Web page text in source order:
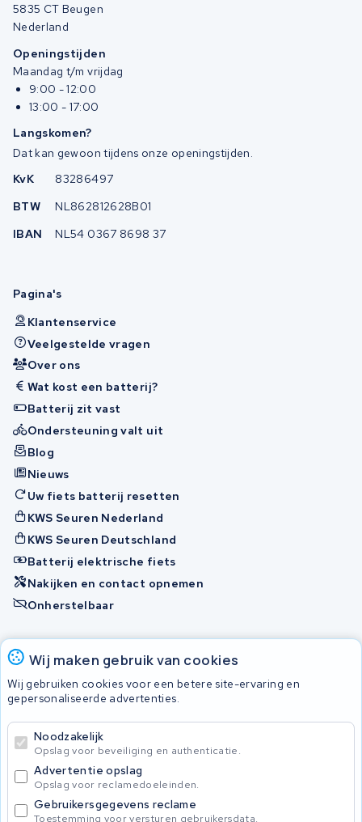
Wij maken gebruik van cookies
Wij gebruiken cookies voor een betere site-ervaring en
gepersonaliseerde advertenties.
Noodzakelijk
Opslag voor beveiliging en authenticatie.
Advertentie opslag
Opslag voor reclamedoeleinden.
Gebruikersgegevens reclame
Toestemming voor versturen gebruikersdata.
5835 CT Beugen
Nederland
Openingstijden
Maandag t/m vrijdag
9:00 - 12:00
13:00 - 17:00
Langskomen?
Dat kan gewoon tijdens onze openingstijden.
KvK
83286497
BTW
NL862812628B01
IBAN
NL54 0367 8698 37
Pagina's
Klantenservice
Veelgestelde vragen
Over ons
Wat kost een batterij?
Batterij zit vast
Ondersteuning valt uit
Blog
Nieuws
Uw fiets batterij resetten
KWS Seuren Nederland
KWS Seuren Deutschland
Batterij elektrische fiets
Nakijken en contact opnemen
Onherstelbaar
Accu's
Privacy Policy